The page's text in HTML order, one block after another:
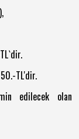
TL'dir.
edilecek olan